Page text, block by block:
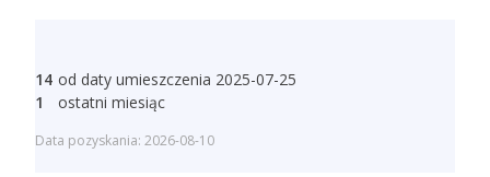
14 od daty umieszczenia 2025-07-25
1
ostatni miesiąc
Data pozyskania: 2026-08-10